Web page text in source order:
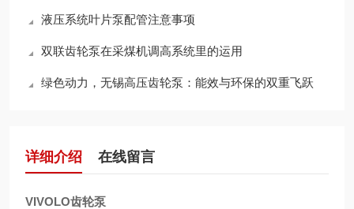
液压系统叶片泵配管注意事项
双联齿轮泵在采煤机调高系统里的运用
绿色动力，无锡高压齿轮泵：能效与环保的双重飞跃
详细介绍 在线留言
VIVOLO齿轮泵